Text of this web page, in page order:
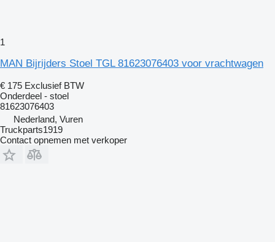
1
MAN Bijrijders Stoel TGL 81623076403 voor vrachtwagen
€ 175 Exclusief BTW
Onderdeel - stoel
81623076403
Nederland, Vuren
Truckparts1919
Contact opnemen met verkoper